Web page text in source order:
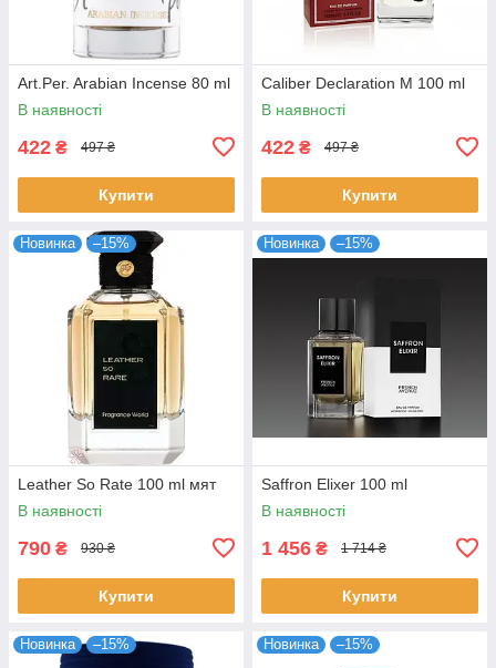
Art.Per. Arabian Incense 80 ml
В наявності
422 ₴ 497 ₴
Купити
Caliber Declaration M 100 ml
В наявності
422 ₴ 497 ₴
Купити
Новинка –15%
Leather So Rate 100 ml мят
В наявності
790 ₴ 930 ₴
Купити
Новинка –15%
Saffron Elixer 100 ml
В наявності
1 456 ₴ 1 714 ₴
Купити
Новинка –15% Новинка –15%